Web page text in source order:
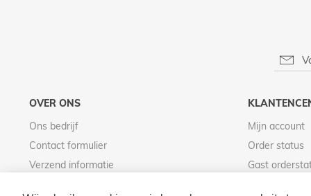
OVER ONS
Ons bedrijf
Contact formulier
Verzend informatie
Mijn account
Order status
Gast